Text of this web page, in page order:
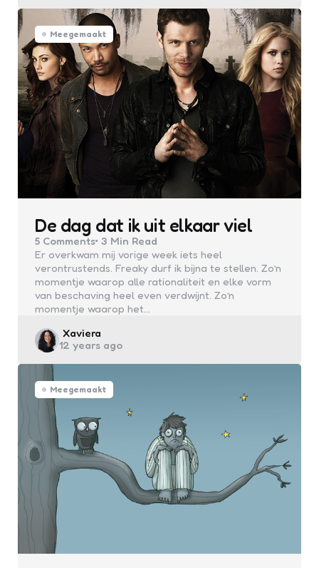
Meegemaakt
De dag dat ik uit elkaar viel
5 Comments 3 Min Read
Er overkwam mij vorige week iets heel
verontrustends. Freaky durf ik bijna te stellen. Zo’n
momentje waarop alle rationaliteit en elke vorm
van beschaving heel even verdwijnt. Zo’n
momentje waarop het…
Posted
by
Xaviera
12 years ago
Meegemaakt